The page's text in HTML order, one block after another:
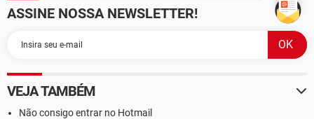
ASSINE NOSSA NEWSLETTER!
VEJA TAMBÉM
Não consigo entrar no Hotmail